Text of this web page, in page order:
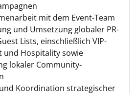
mit dem Event-Team
und Umsetzung globaler PR-
Lists, einschließlich VIP-
und Hospitality sowie
lokaler Community-
Koordination strategischer